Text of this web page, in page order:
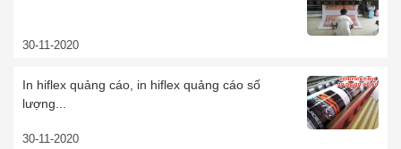
30-11-2020
In hiflex quảng cáo, in hiflex quảng cáo số
lượng...
30-11-2020